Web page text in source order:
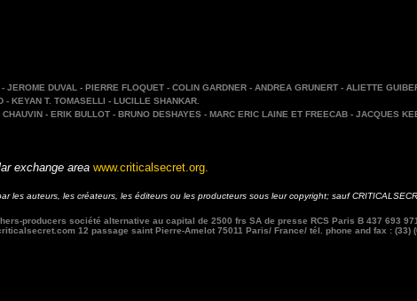
DUVAL - PIERRE FLOQUET - COLIN GARDNER - ANDREA GRUNERT - ALIETTE
KEYAN T. TOMASELLI - LUCILLE SHANKAR.
- ERIK BULLOT - BRUNO DESHAYES - MARC ERIC LAINE ET FREECAB - JACQUES
exchange area www.criticalsecret.org.
les auteurs, les créateurs, les éditeurs ou les producteurs sous leur copyright; sauf
producers société alternative au capital de 2500 frs SA de presse RCS Paris B 437 693
12 passage saint Pierre-Amelot 75011 Paris/ France/ tél. phone and fax : (33)